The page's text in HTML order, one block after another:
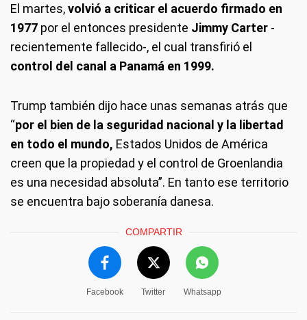
El martes,volvió a criticar el acuerdo firmado en
1977 por el entonces presidente Jimmy Carter -
recientemente fallecido-, el cual transfirió el
control del canal a Panamá en 1999.
Trump también dijo hace unas semanas atrás que
“por el bien de la seguridad nacional y la libertad
en todo el mundo, Estados Unidos de América
creen que la propiedad y el control de Groenlandia
es una necesidad absoluta”. En tanto ese territorio
se encuentra bajo soberanía danesa.
COMPARTIR
Facebook Twitter Whatsapp